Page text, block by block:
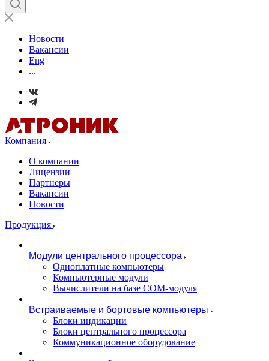
Новости
Вакансии
Eng
...
Компания
О компании
Лицензии
Партнеры
Вакансии
Новости
Продукция
Модули центрального процессора
Одноплатные компьютеры
Компьютерные модули
Вычислители на базе COM-модуля
Встраиваемые и бортовые компьютеры
Блоки индикации
Блоки центрального процессора
Коммуникационное оборудование